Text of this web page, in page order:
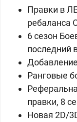
Правки в
ребаланса
6 сезон
последний
Ранговые
правки, 8
Новая 2D/